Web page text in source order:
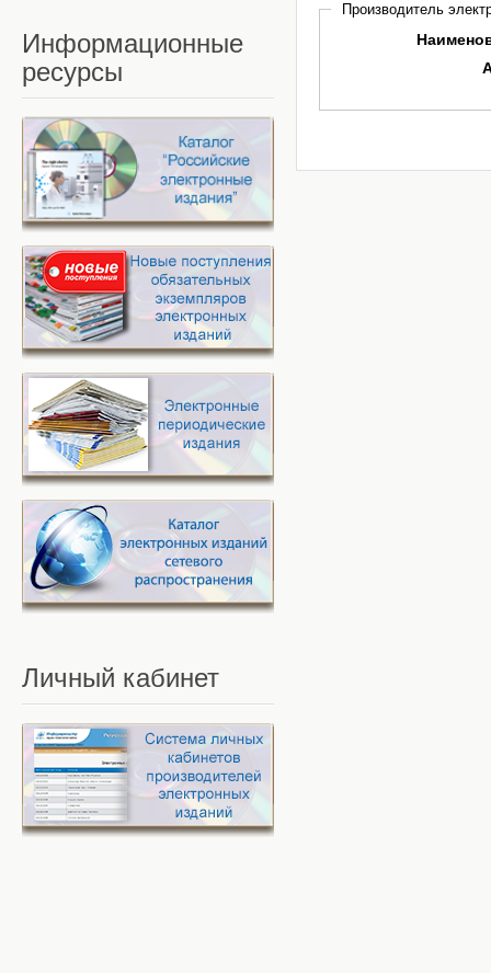
Производитель
Информационные
ресурсы
Личный кабинет